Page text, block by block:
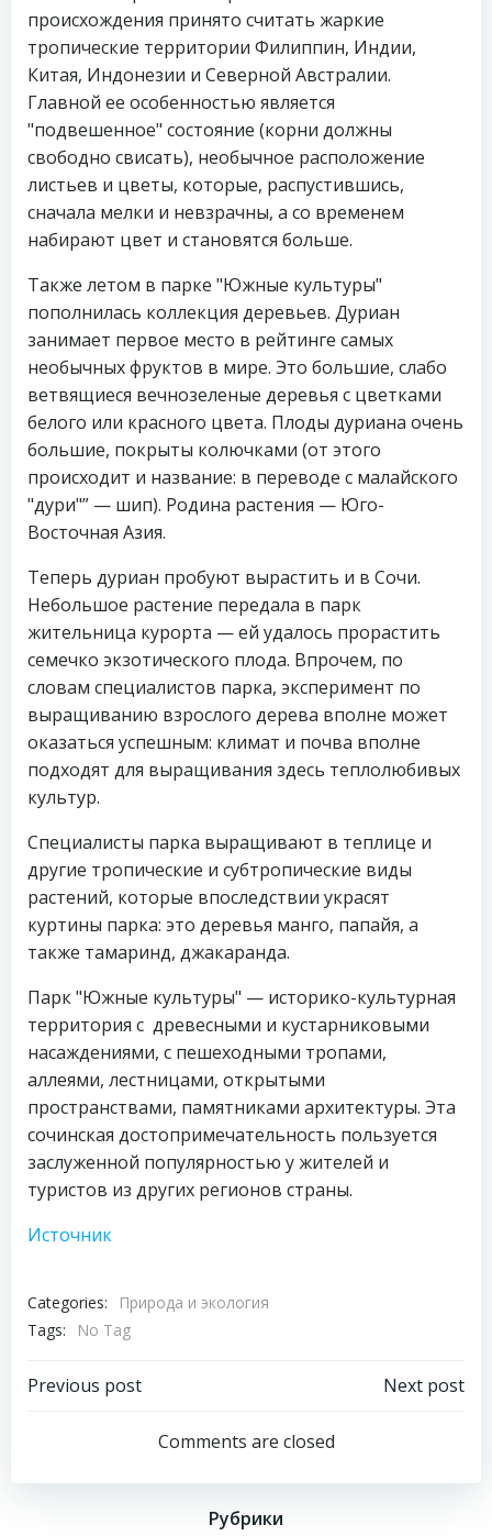
происхождения принято считать жаркие
тропические территории Филиппин, Индии,
Китая, Индонезии и Северной Австралии.
Главной ее особенностью является
"подвешенное" состояние (корни должны
свободно свисать), необычное расположение
листьев и цветы, которые, распустившись,
сначала мелки и невзрачны, а со временем
набирают цвет и становятся больше.
Также летом в парке "Южные культуры"
пополнилась коллекция деревьев. Дуриан
занимает первое место в рейтинге самых
необычных фруктов в мире. Это большие, слабо
ветвящиеся вечнозеленые деревья с цветками
белого или красного цвета. Плоды дуриана очень
большие, покрыты колючками (от этого
происходит и название: в переводе с малайского
"дури"” — шип). Родина растения — Юго-
Восточная Азия.
Теперь дуриан пробуют вырастить и в Сочи.
Небольшое растение передала в парк
жительница курорта — ей удалось прорастить
семечко экзотического плода. Впрочем, по
словам специалистов парка, эксперимент по
выращиванию взрослого дерева вполне может
оказаться успешным: климат и почва вполне
подходят для выращивания здесь теплолюбивых
культур.
Специалисты парка выращивают в теплице и
другие тропические и субтропические виды
растений, которые впоследствии украсят
куртины парка: это деревья манго, папайя, а
также тамаринд, джакаранда.
Парк "Южные культуры" — историко-культурная
территория с древесными и кустарниковыми
насаждениями, с пешеходными тропами,
аллеями, лестницами, открытыми
пространствами, памятниками архитектуры. Эта
сочинская достопримечательность пользуется
заслуженной популярностью у жителей и
туристов из других регионов страны.
Источник
Categories:
Природа и экология
Tags:
No Tag
Навигация
записям
Previous post
Навигация
по
записям
Next post
Comments are closed
Рубрики